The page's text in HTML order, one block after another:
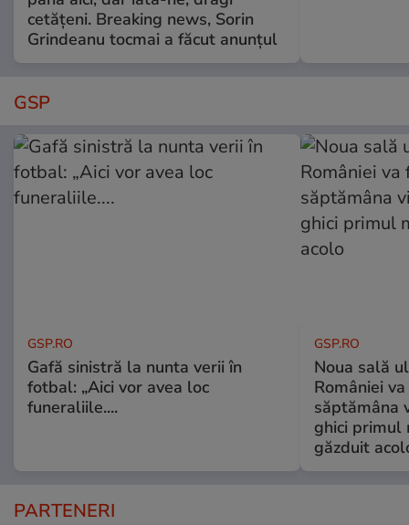
cetățeni. Breaking news, Sorin
Grindeanu tocmai a făcut anunțul
GSP
GSP.RO
Gafă sinistră la nunta verii în
fotbal: „Aici vor avea loc
funeraliile....
GSP.RO
Noua sală
României
săptămâna
ghici primul
găzduit
PARTENERI